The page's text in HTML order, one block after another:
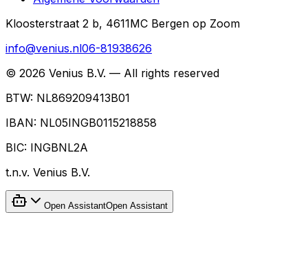
Kloosterstraat 2 b, 4611MC Bergen op Zoom
info@venius.nl06-81938626
© 2026 Venius B.V. — All rights reserved
BTW: NL869209413B01
IBAN: NL05INGB0115218858
BIC: INGBNL2A
t.n.v. Venius B.V.
Open AssistantOpen Assistant